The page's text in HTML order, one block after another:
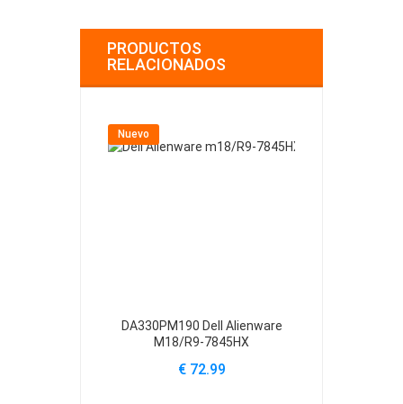
PRODUCTOS
RELACIONADOS
Nuevo
DA330PM190 Dell Alienware
M18/R9-7845HX
€ 72.99